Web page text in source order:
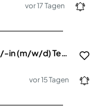
vor 17 Tagen
vor 15 Tagen